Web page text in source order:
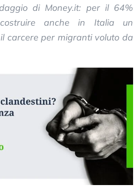
di Money.it: per il 64%
anche in Italia un
carcere per migranti voluto da